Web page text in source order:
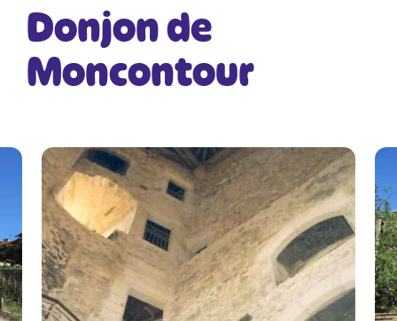
Donjon de
Moncontour